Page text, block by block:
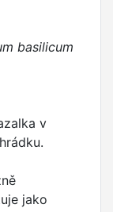
basilicum
v
jako